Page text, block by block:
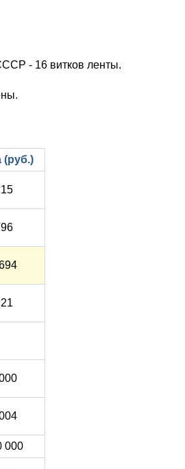
- 16 витков ленты.
(руб.)
000